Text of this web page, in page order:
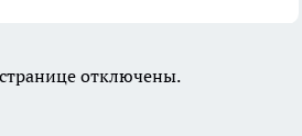
отключены.